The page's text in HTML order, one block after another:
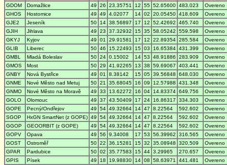
GDOM
Domažlice 49 26 23.35751 12 55 52.65600 483.023
Overeno
GHOS
Hostomice 49 49 4.02077 14 02 20.05450 418.609
Overeno
GJE2
Jeseník 50 14 38.56897 17 12 52.42692 465.740
Overeno
GJIH
Jihlava 49 23 37.32932 15 35 58.05242 559.598
Overeno
GKYJ
Kyjov 49 01 29.91581 17 12 22.89354 285.584
Overeno
GLIB
Liberec 50 46 15.22493 15 03 16.65384 431.399
Overeno
GMBL
Mladá Boleslav 50 24 0.15002 14 53 48.91886 283.909
Overeno
GMOS
Most 50 29 41.92265 13 38 59.69067 403.441
Overeno
GNBY
Nová Bystřice 49 01 8.38142 15 05 39.56848 648.030
Overeno
GNME
Nové Město nad Metuj 50 21 35.68045 16 09 12.57988 431.348
Overeno
GNMO
Nové Město na Moravě 49 33 13.62272 16 04 14.83374 649.756
Overeno
GOLO
Olomouc 49 37 43.50409 17 24 16.86317 334.303
Overeno
GOPE
Pecný/Ondřejov 49 54 49.32664 14 47 8.22564 592.602
Overeno
SGOP
HxGN SmartNet (z GOPE) 49 54 49.32664 14 47 8.22564 592.602
Overeno
GGOP
GEOORBIT (z GOPE) 49 54 49.32664 14 47 8.22564 592.602
Overeno
GOPV
Opava 49 56 9.34008 17 53 56.39962 316.565
Overeno
GOST
Ostroměř 50 22 36.15281 15 32 35.08948 320.509
Overeno
GPAR
Pardubice 50 02 35.77583 15 44 3.29965 270.657
Overeno
GPIS
Písek 49 18 19.98830 14 08 58.63971 441.481
Overeno